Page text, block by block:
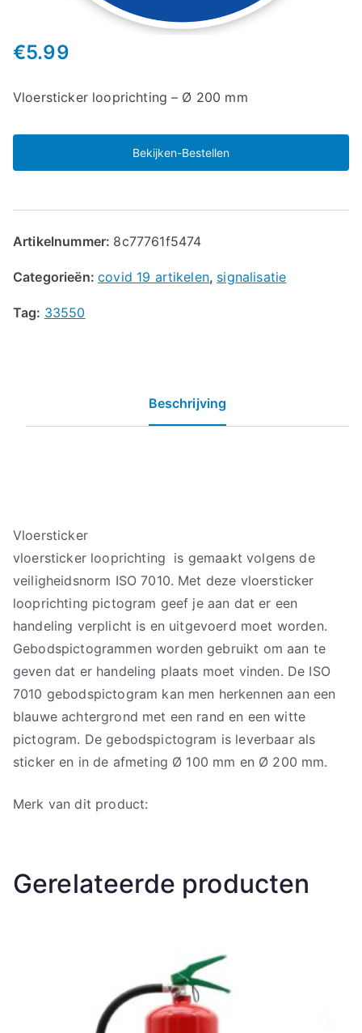
€5.99
Vloersticker looprichting – Ø 200 mm
Bekijken-Bestellen
Artikelnummer: 8c77761f5474
Categorieën:covid 19 artikelen, signalisatie
Tag: 33550
Beschrijving
Vloersticker
vloersticker looprichting is gemaakt volgens de
veiligheidsnorm ISO 7010. Met deze vloersticker
looprichting pictogram geef je aan dat er een
handeling verplicht is en uitgevoerd moet worden.
Gebodspictogrammen worden gebruikt om aan te
geven dat er handeling plaats moet vinden. De ISO
7010 gebodspictogram kan men herkennen aan een
blauwe achtergrond met een rand en een witte
pictogram. De gebodspictogram is leverbaar als
sticker en in de afmeting Ø 100 mm en Ø 200 mm.
Merk van dit product:
Gerelateerde producten